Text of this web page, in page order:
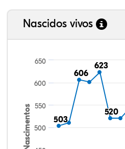
Nascidos vivos
Nascimentos 503
503
606
606
623
623
520
520
500
550
600
650